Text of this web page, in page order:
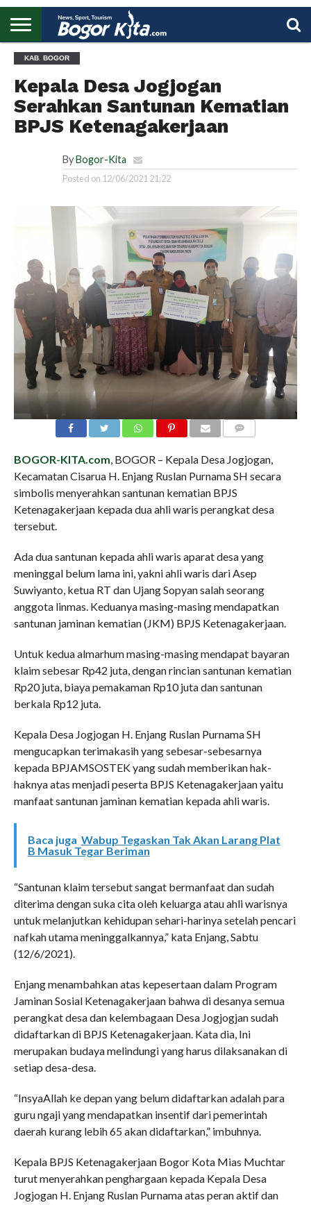
BOGOR
REGIONAL
NASIONAL
PENDIDIKAN
WISATA
OLAHRAGA
LAPORAN
PROFIL
KAB. BOGOR
Kepala Desa Jogjogan
Serahkan Santunan Kematian
BPJS Ketenagakerjaan
By Bogor-Kita
Posted on 12/06/2021 21:22
BOGOR-KITA.com , BOGOR – Kepala Desa Jogjogan,
Kecamatan Cisarua H. Enjang Ruslan Purnama SH secara
simbolis menyerahkan santunan kematian BPJS
Ketenagakerjaan kepada dua ahli waris perangkat desa
tersebut.
Ada dua santunan kepada ahli waris aparat desa yang
meninggal belum lama ini, yakni ahli waris dari Asep
Suwiyanto, ketua RT dan Ujang Sopyan salah seorang
anggota linmas. Keduanya masing-masing mendapatkan
santunan jaminan kematian (JKM) BPJS Ketenagakerjaan.
Untuk kedua almarhum masing-masing mendapat bayaran
klaim sebesar Rp42 juta, dengan rincian santunan kematian
Rp20 juta, biaya pemakaman Rp10 juta dan santunan
berkala Rp12 juta.
Kepala Desa Jogjogan H. Enjang Ruslan Purnama SH
mengucapkan terimakasih yang sebesar-sebesarnya
kepada BPJAMSOSTEK yang sudah memberikan hak-
haknya atas menjadi peserta BPJS Ketenagakerjaan yaitu
manfaat santunan jaminan kematian kepada ahli waris.
Baca juga Wabup Tegaskan Tak Akan Larang Plat
B Masuk Tegar Beriman
“Santunan klaim tersebut sangat bermanfaat dan sudah
diterima dengan suka cita oleh keluarga atau ahli warisnya
untuk melanjutkan kehidupan sehari-harinya setelah pencari
nafkah utama meninggalkannya,” kata Enjang, Sabtu
(12/6/2021).
Enjang menambahkan atas kepesertaan dalam Program
Jaminan Sosial Ketenagakerjaan bahwa di desanya semua
perangkat desa dan kelembagaan Desa Jogjogjan sudah
didaftarkan di BPJS Ketenagakerjaan. Kata dia, Ini
merupakan budaya melindungi yang harus dilaksanakan di
setiap desa-desa.
“InsyaAllah ke depan yang belum didaftarkan adalah para
guru ngaji yang mendapatkan insentif dari pemerintah
daerah kurang lebih 65 akan didaftarkan,” imbuhnya.
Kepala BPJS Ketenagakerjaan Bogor Kota Mias Muchtar
turut menyerahkan penghargaan kepada Kepala Desa
Jogjogan H. Enjang Ruslan Purnama atas peran aktif dan